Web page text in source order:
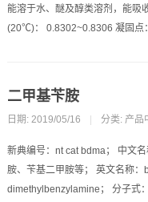
能溶于水、醚及醇类溶剂，能吸
(20℃)： 0.8302~0.8306 凝固点
二甲基苄胺
日期: 2019/05/16 分类: 产品
新典编号：nt cat bdma； 中文
胺、苄基二甲胺等； 英文名称
dimethylbenzylamine； 分子式